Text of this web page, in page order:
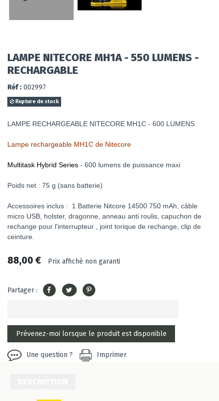
LAMPE NITECORE MH1A - 550 LUMENS -
RECHARGABLE
Réf : 002997
Rupture de stock
LAMPE RECHARGEABLE NITECORE MH1C - 600 LUMENS
Lampe rechargeable MH1C de Nitecore
Multitask Hybrid Series - 600 lumens de puissance maxi
Poids net : 75 g (sans batterie)
Accessoires inclus : 1 Batterie Nitcore 14500 750 mAh , câble
micro USB, holster, dragonne, anneau anti roulis, capuchon de
rechange pour l'interrupteur , joint torique de rechange, clip de
ceinture.
88,00 € Prix affiché non garanti
Partager :
Une question ? Imprimer